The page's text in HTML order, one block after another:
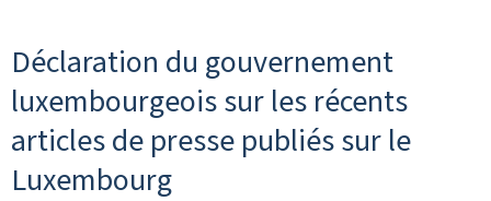
Déclaration du gouvernement
luxembourgeois sur les récents
articles de presse publiés sur le
Luxembourg